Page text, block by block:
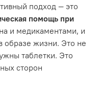
подход — это
помощь при
и медикаментами, и
жизни. Это не
таблетки. Это
сторон